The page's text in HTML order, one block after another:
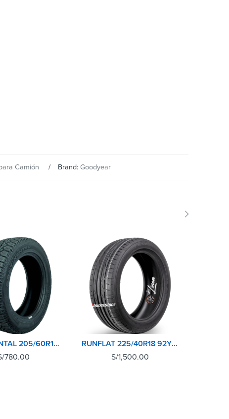
Camión Brand: Goodyear
CONTINENTAL 205/60R15 91H CROSSCONTACT AT
780.00
RUNFLAT 225/40R18 92Y POTENZA S001 BRIDGESTONE
S/1,500.00